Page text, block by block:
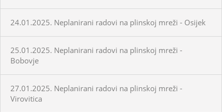
24.01.2025. Neplanirani radovi na plinskoj mreži - Osijek
25.01.2025. Neplanirani radovi na plinskoj mreži -
Bobovje
27.01.2025. Neplanirani radovi na plinskoj mreži -
Virovitica